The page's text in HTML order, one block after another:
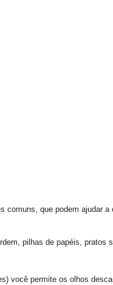
comuns, que podem ajudar a
pilhas de papéis, pratos
você permite os olhos